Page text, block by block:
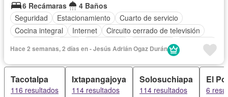
6 Recámaras
4 Baños
Seguridad
Estacionamiento
Cuarto de servicio
Cocina integral
Internet
Circuito cerrado de televisión
Gas natural
Despacho
Hace 2 semanas, 2 días en - Jesús Adrián Ogaz Durán
Tacotalpa
116 resultados
Ixtapangajoya
114 resultados
Solosuchiapa
114 resultados
El
6